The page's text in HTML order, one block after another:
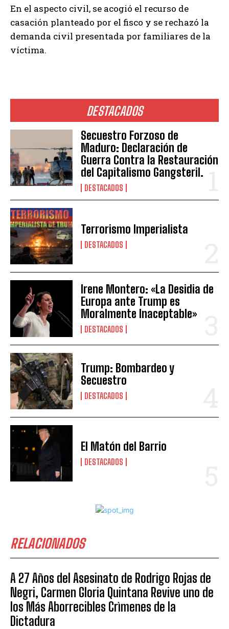
DESTACADOS
Secuestro Forzoso de
Maduro: Declaración de
Guerra Contra la Restauración
del Capitalismo Gangsteril.
DESTACADOS
Terrorismo Imperialista
DESTACADOS
Irene Montero: «La Desidia de
Europa ante Trump es
Moralmente Inaceptable»
DESTACADOS
Trump: Bombardeo y
Secuestro
DESTACADOS
El Matón del Barrio
DESTACADOS
RELACIONADOS
A 27 Años del Asesinato de Rodrigo Rojas de
Negri, Carmen Gloria Quintana Revive uno de
los Más Aborrecibles Crìmenes de la
Dictadura
En el aspecto civil, se acogió el recurso de
casación planteado por el fisco y se rechazó la
demanda civil presentada por familiares de la
víctima.